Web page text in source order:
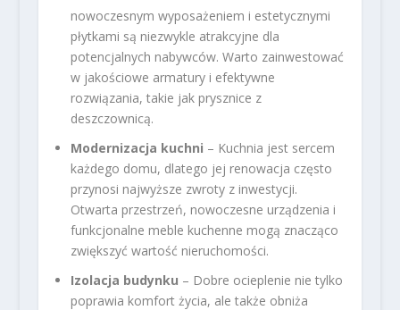
nowoczesnym wyposażeniem i estetycznymi
płytkami są niezwykle atrakcyjne dla
potencjalnych nabywców. Warto zainwestować
w jakościowe armatury i efektywne
rozwiązania, takie jak prysznice z
deszczownicą.
Modernizacja kuchni – Kuchnia jest sercem
każdego domu, dlatego jej renowacja często
przynosi najwyższe zwroty z inwestycji.
Otwarta przestrzeń, nowoczesne urządzenia i
funkcjonalne meble kuchenne mogą znacząco
zwiększyć wartość nieruchomości.
Izolacja budynku – Dobre ocieplenie nie tylko
poprawia komfort życia, ale także obniża